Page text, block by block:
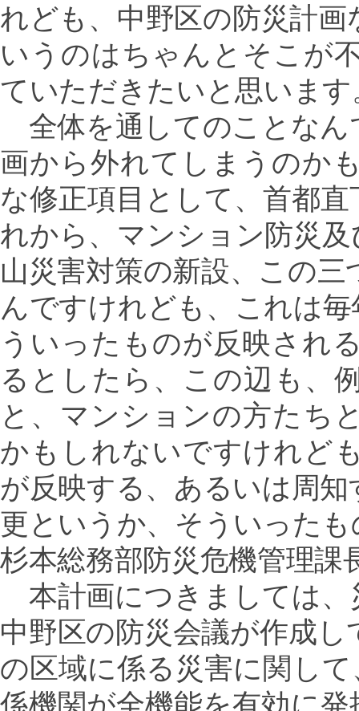
れども、中野区の防災計
いうのはちゃんとそこが
ていただきたいと思います
全体を通してのことなん
画から外れてしまうのか
な修正項目として、首都
れから、マンション防災
山災害対策の新設、この
んですけれども、これは
ういったものが反映され
るとしたら、この辺も、
と、マンションの方たち
かもしれないですけれど
が反映する、あるいは周
更というか、そういった
杉本総務部防災危機管理課
本計画につきましては、
中野区の防災会議が作成
の区域に係る災害に関し
係機関が全機能を有効に